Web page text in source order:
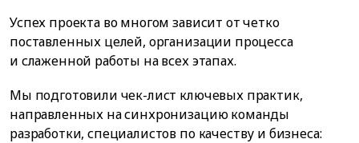
Успех проекта во многом зависит от четко
поставленных целей, организации процесса
и слаженной работы на всех этапах.
Мы подготовили чек-лист ключевых практик,
направленных на синхронизацию команды
разработки, специалистов по качеству и бизнеса: